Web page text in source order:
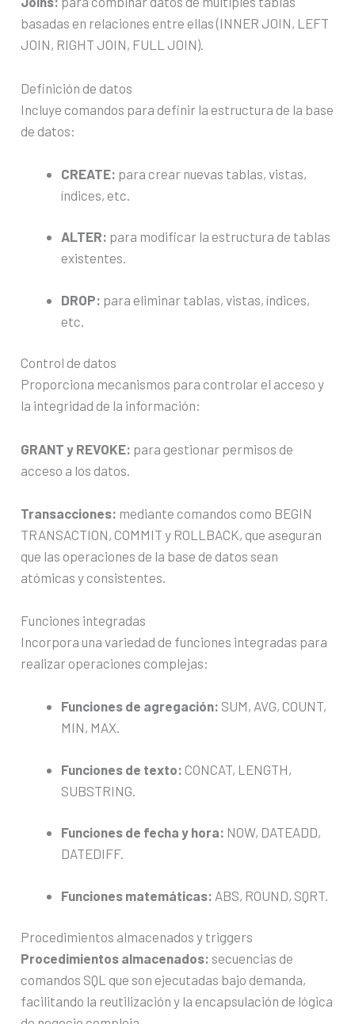
basadas en relaciones entre ellas (INNER JOIN, LEFT
JOIN, RIGHT JOIN, FULL JOIN).
Definición de datos
Incluye comandos para definir la estructura de la base
de datos:
CREATE: para crear nuevas tablas, vistas,
índices, etc.
ALTER: para modificar la estructura de tablas
existentes.
DROP: para eliminar tablas, vistas, índices,
etc.
Control de datos
Proporciona mecanismos para controlar el acceso y
la integridad de la información:
GRANT y REVOKE: para gestionar permisos de
acceso a los datos.
Transacciones: mediante comandos como BEGIN
TRANSACTION, COMMIT y ROLLBACK, que aseguran
que las operaciones de la base de datos sean
atómicas y consistentes.
Funciones integradas
Incorpora una variedad de funciones integradas para
realizar operaciones complejas:
Funciones de agregación: SUM, AVG, COUNT,
MIN, MAX.
Funciones de texto: CONCAT, LENGTH,
SUBSTRING.
Funciones de fecha y hora: NOW, DATEADD,
DATEDIFF.
Funciones matemáticas: ABS, ROUND, SQRT.
Procedimientos almacenados y triggers
Procedimientos almacenados: secuencias de
comandos SQL que son ejecutadas bajo demanda,
facilitando la reutilización y la encapsulación de lógica